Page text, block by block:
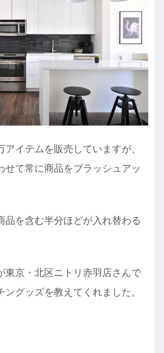
イテムを販売していますが、
せて常に商品をブラッシュアッ
品を含む半分ほどが入れ替わる
東京・北区ニトリ赤羽店さんで
グッズを教えてくれました。